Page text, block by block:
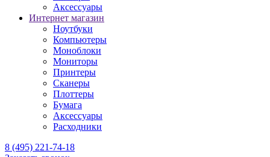
Аксессуары
Интернет магазин
Ноутбуки
Компьютеры
Моноблоки
Мониторы
Принтеры
Сканеры
Плоттеры
Бумага
Аксессуары
Расходники
8 (495) 221-74-18